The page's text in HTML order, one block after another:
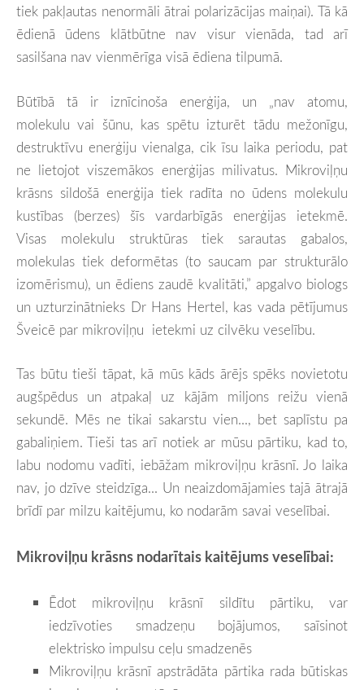
tiek pakļautas nenormāli ātrai polarizācijas maiņai). Tā kā
ēdienā ūdens klātbūtne nav visur vienāda, tad arī
sasilšana nav vienmērīga visā ēdiena tilpumā.
Būtībā tā ir iznīcinoša enerģija, un „nav atomu,
molekulu vai šūnu, kas spētu izturēt tādu mežonīgu,
destruktīvu enerģiju vienalga, cik īsu laika periodu, pat
ne lietojot viszemākos enerģijas milivatus. Mikroviļņu
krāsns sildošā enerģija tiek radīta no ūdens molekulu
kustības (berzes) šīs vardarbīgās enerģijas ietekmē.
Visas molekulu struktūras tiek sarautas gabalos,
molekulas tiek deformētas (to saucam par strukturālo
izomērismu), un ēdiens zaudē kvalitāti,” apgalvo biologs
un uzturzinātnieks Dr Hans Hertel, kas vada pētījumus
Šveicē par mikroviļņu ietekmi uz cilvēku veselību.
Tas būtu tieši tāpat, kā mūs kāds ārējs spēks novietotu
augšpēdus un atpakaļ uz kājām miljons reižu vienā
sekundē. Mēs ne tikai sakarstu vien..., bet saplīstu pa
gabaliņiem. Tieši tas arī notiek ar mūsu pārtiku, kad to,
labu nodomu vadīti, iebāžam mikroviļņu krāsnī. Jo laika
nav, jo dzīve steidzīga... Un neaizdomājamies tajā ātrajā
brīdī par milzu kaitējumu, ko nodarām savai veselībai.
Mikroviļņu krāsns nodarītais kaitējums veselībai:
Ēdot mikroviļņu krāsnī sildītu pārtiku, var
iedzīvoties smadzeņu bojājumos, saīsinot
elektrisko impulsu ceļu smadzenēs
Mikroviļņu krāsnī apstrādāta pārtika rada būtiskas